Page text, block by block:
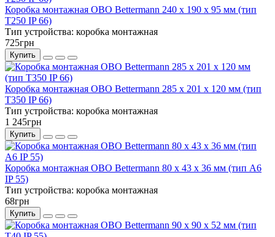
Коробка монтажная OBO Bettermann 240 x 190 x 95 мм (тип
Т250 IP 66)
Тип устройства: коробка монтажная
725грн
Купить
Коробка монтажная OBO Bettermann 285 x 201 x 120 мм (тип
Т350 IP 66)
Тип устройства: коробка монтажная
1 245грн
Купить
Коробка монтажная OBO Bettermann 80 х 43 х 36 мм (тип А6
IP 55)
Тип устройства: коробка монтажная
68грн
Купить